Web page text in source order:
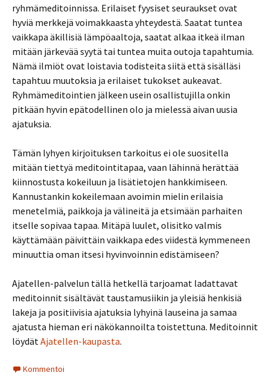
ryhmämeditoinnissa. Erilaiset fyysiset seuraukset ovat
hyviä merkkejä voimakkaasta yhteydestä. Saatat tuntea
vaikkapa äkillisiä lämpöaaltoja, saatat alkaa itkeä ilman
mitään järkevää syytä tai tuntea muita outoja tapahtumia.
Nämä ilmiöt ovat loistavia todisteita siitä että sisälläsi
tapahtuu muutoksia ja erilaiset tukokset aukeavat.
Ryhmämeditointien jälkeen usein osallistujilla onkin
pitkään hyvin epätodellinen olo ja mielessä aivan uusia
ajatuksia.
Tämän lyhyen kirjoituksen tarkoitus ei ole suositella
mitään tiettyä meditointitapaa, vaan lähinnä herättää
kiinnostusta kokeiluun ja lisätietojen hankkimiseen.
Kannustankin kokeilemaan avoimin mielin erilaisia
menetelmiä, paikkoja ja välineitä ja etsimään parhaiten
itselle sopivaa tapaa. Mitäpä luulet, olisitko valmis
käyttämään päivittäin vaikkapa edes viidestä kymmeneen
minuuttia oman itsesi hyvinvoinnin edistämiseen?
Ajatellen-palvelun tällä hetkellä tarjoamat ladattavat
meditoinnit sisältävät taustamusiikin ja yleisiä henkisiä
lakeja ja positiivisia ajatuksia lyhyinä lauseina ja samaa
ajatusta hieman eri näkökannoilta toistettuna. Meditoinnit
löydätAjatellen-kaupasta.
Kommentoi